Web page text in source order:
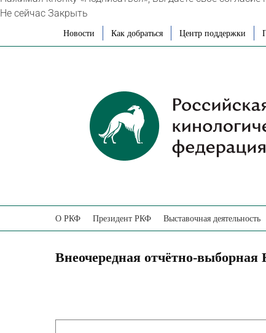
Не сейчас Закрыть
Новости Как добраться Центр поддержки
О РКФ Президент РКФ Выставочная деятельность
Внеочередная отчётно-